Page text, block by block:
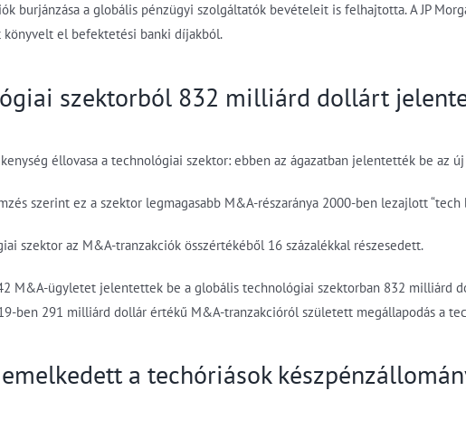
burjánzása a globális pénzügyi szolgáltatók bevételeit is felhajtotta. A JP
el befektetési banki díjakból.
szektorból 832 milliárd dollárt
éllovasa a technológiai szektor: ebben az ágazatban jelentették be az
szerint ez a szektor legmagasabb M&A-részaránya 2000-ben lezajlott “tech
szektor az M&A-tranzakciók összértékéből 16 százalékkal részesedett.
M&A-ügyletet jelentettek be a globális technológiai szektorban 832 milliárd
ben 291 milliárd dollár értékű M&A-tranzakcióról született megállapodás a
a techóriások